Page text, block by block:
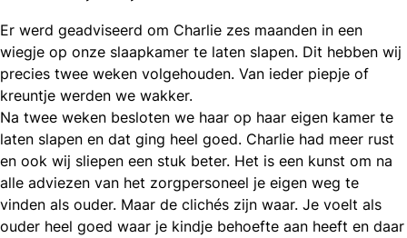
Er werd geadviseerd om Charlie zes maanden in een
wiegje op onze slaapkamer te laten slapen. Dit hebben wij
precies twee weken volgehouden. Van ieder piepje of
kreuntje werden we wakker.
Na twee weken besloten we haar op haar eigen kamer te
laten slapen en dat ging heel goed. Charlie had meer rust
en ook wij sliepen een stuk beter. Het is een kunst om na
alle adviezen van het zorgpersoneel je eigen weg te
vinden als ouder. Maar de clichés zijn waar. Je voelt als
ouder heel goed waar je kindje behoefte aan heeft en daar